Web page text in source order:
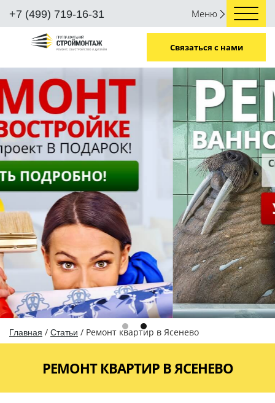
+7 (499) 719-16-31 Меню
Связаться с нами
Главная / Статьи / Ремонт квартир в Ясенево
РЕМОНТ КВАРТИР В ЯСЕНЕВО